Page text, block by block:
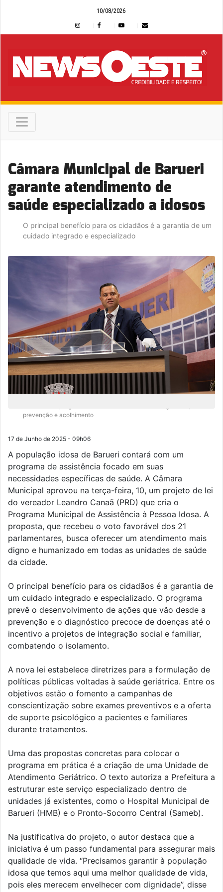
10/08/2026
Câmara Municipal de Barueri
garante atendimento de
saúde especializado a idosos
O principal benefício para os cidadãos é a garantia de um
cuidado integrado e especializado
prevenção e acolhimento
17 de Junho de 2025 - 09h06
A população idosa de Barueri contará com um
programa de assistência focado em suas
necessidades específicas de saúde. A Câmara
Municipal aprovou na terça-feira, 10, um projeto de lei
do vereador Leandro Canaã (PRD) que cria o
Programa Municipal de Assistência à Pessoa Idosa. A
proposta, que recebeu o voto favorável dos 21
parlamentares, busca oferecer um atendimento mais
digno e humanizado em todas as unidades de saúde
da cidade.
O principal benefício para os cidadãos é a garantia de
um cuidado integrado e especializado. O programa
prevê o desenvolvimento de ações que vão desde a
prevenção e o diagnóstico precoce de doenças até o
incentivo a projetos de integração social e familiar,
combatendo o isolamento.
A nova lei estabelece diretrizes para a formulação de
políticas públicas voltadas à saúde geriátrica. Entre os
objetivos estão o fomento a campanhas de
conscientização sobre exames preventivos e a oferta
de suporte psicológico a pacientes e familiares
durante tratamentos.
Uma das propostas concretas para colocar o
programa em prática é a criação de uma Unidade de
Atendimento Geriátrico. O texto autoriza a Prefeitura a
estruturar este serviço especializado dentro de
unidades já existentes, como o Hospital Municipal de
Barueri (HMB) e o Pronto-Socorro Central (Sameb).
Na justificativa do projeto, o autor destaca que a
iniciativa é um passo fundamental para assegurar mais
qualidade de vida. “Precisamos garantir à população
idosa que temos aqui uma melhor qualidade de vida,
pois eles merecem envelhecer com dignidade”, disse